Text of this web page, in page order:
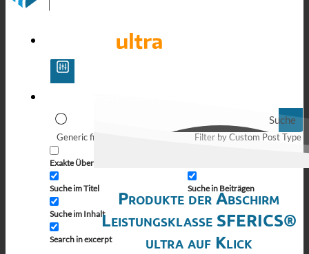
Suche
Generic filters
Exakte Übereinstimmung
Suche im Titel
Suche im Inhalt
Search in excerpt
Filter by Custom Post Type
Suche in Beiträgen
Produkte der Abschirm
Leistungsklasse SFERICS®
ultra auf Klick